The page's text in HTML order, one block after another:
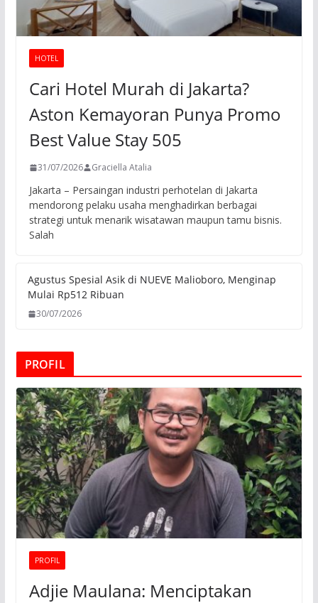
HOTEL
Cari Hotel Murah di Jakarta?
Aston Kemayoran Punya Promo
Best Value Stay 505
31/07/2026 Graciella Atalia
Jakarta – Persaingan industri perhotelan di Jakarta
mendorong pelaku usaha menghadirkan berbagai
strategi untuk menarik wisatawan maupun tamu bisnis.
Salah
Agustus Spesial Asik di NUEVE Malioboro, Menginap
Mulai Rp512 Ribuan
30/07/2026
PROFIL
PROFIL
Adjie Maulana: Menciptakan